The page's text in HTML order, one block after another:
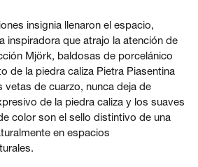
insignia llenaron el espacio,
inspiradora que atrajo la atención de
Mjörk, baldosas de porcelánico
de la piedra caliza Pietra Piasentina
vetas de cuarzo, nunca deja de
de la piedra caliza y los suaves
color son el sello distintivo de una
en espacios